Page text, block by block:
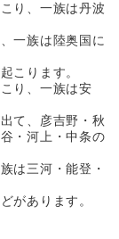
り、一族は丹波
一族は陸奥国に
こります。
り、一族は安
て、彦吉野・秋
・河上・中条の
は三河・能登・
があります。